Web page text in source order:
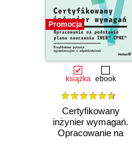
Promocja
książka ebook
Certyfikowany
inżynier wymagań.
Opracowanie na